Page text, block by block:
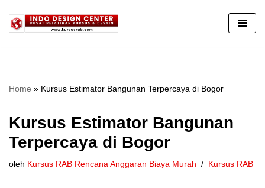
Lompat
Home » Kursus Estimator Bangunan Terpercaya di Bogor
Kursus Estimator Bangunan
Terpercaya di Bogor
oleh Kursus RAB Rencana Anggaran Biaya Murah Kursus RAB